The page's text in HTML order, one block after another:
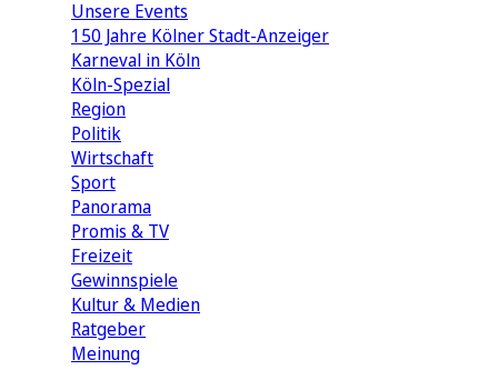
Unsere Events
150 Jahre Kölner Stadt-Anzeiger
Karneval in Köln
Köln-Spezial
Region
Politik
Wirtschaft
Sport
Panorama
Promis & TV
Freizeit
Gewinnspiele
Kultur & Medien
Ratgeber
Meinung